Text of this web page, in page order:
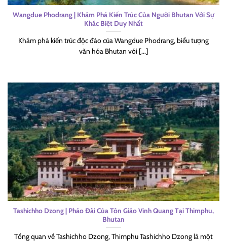
Wangdue Phodrang | Khám Phá Kiến Trúc Của Người Bhutan Với Sự
Khác Biệt Duy Nhất
Khám phá kiến trúc độc đáo của Wangdue Phodrang, biểu tượng
văn hóa Bhutan với [...]
Tashichho Dzong | Pháo Đài Của Tôn Giáo Vinh Quang Tại Thimphu,
Bhutan
Tổng quan về Tashichho Dzong, Thimphu Tashichho Dzong là một